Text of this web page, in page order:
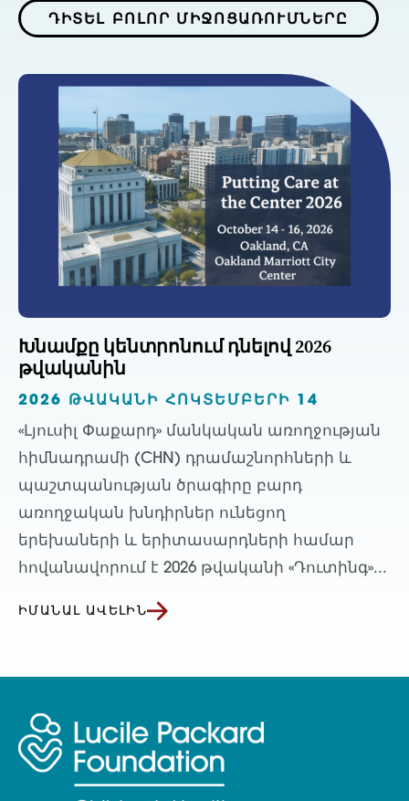
ԴԻՏԵԼ ԲՈԼՈՐ ՄԻՋՈՑԱՌՈՒՄՆԵՐԸ
Խնամքը կենտրոնում դնելով 2026
թվականին
2026 ԹՎԱԿԱՆԻ ՀՈԿՏԵՄԲԵՐԻ 14
«Լյուսիլ Փաքարդ» մանկական առողջության
հիմնադրամի (CHN) դրամաշնորհների և
պաշտպանության ծրագիրը բարդ
առողջական խնդիրներ ունեցող
երեխաների և երիտասարդների համար
հովանավորում է 2026 թվականի «Դուտինգ»...
ԻՄԱՆԱԼ ԱՎԵԼԻՆ